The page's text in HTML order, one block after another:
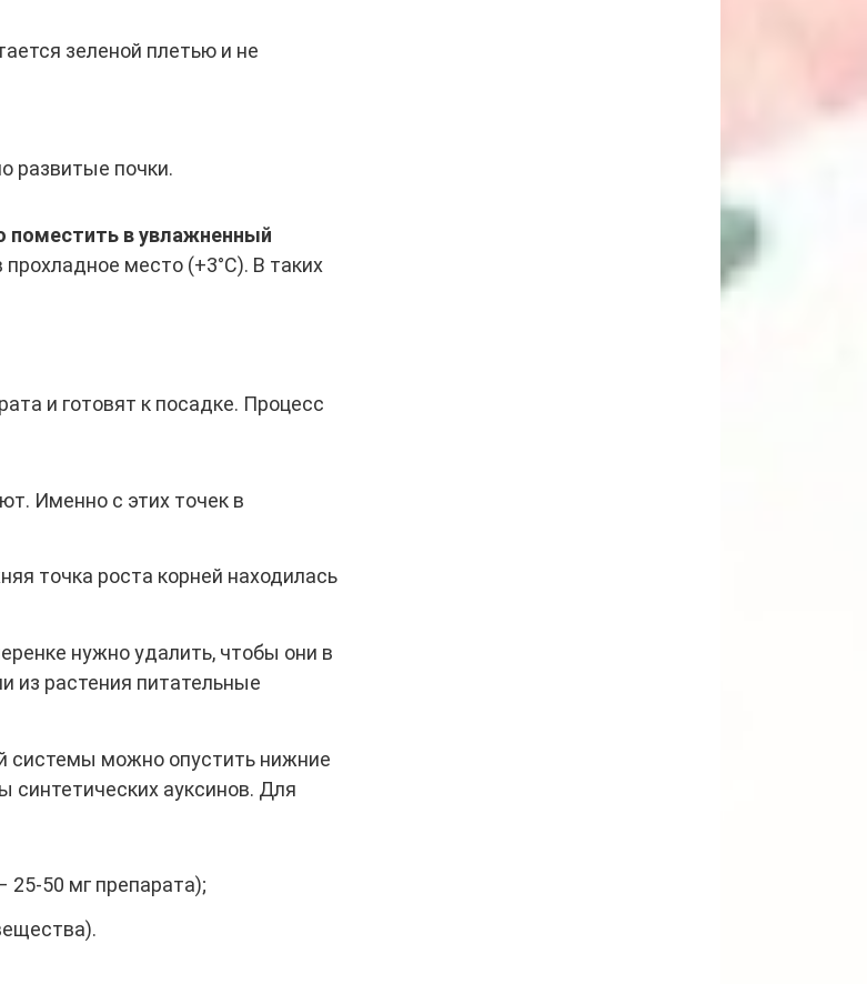
зеленой плетью и не
развитые почки.
поместить в увлажненный
прохладное место (+3°С). В таких
и готовят к посадке. Процесс
Именно с этих точек в
точка роста корней находилась
нужно удалить, чтобы они в
из растения питательные
системы можно опустить нижние
синтетических ауксинов. Для
25-50 мг препарата);